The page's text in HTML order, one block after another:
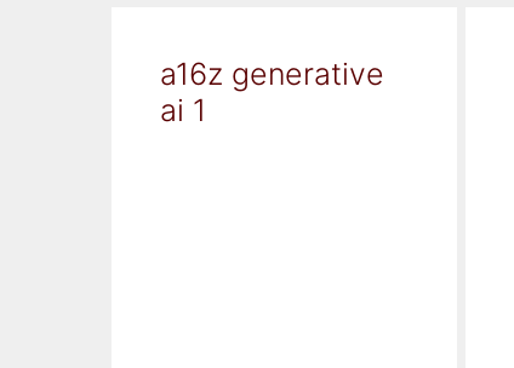
a16z generative
ai 1